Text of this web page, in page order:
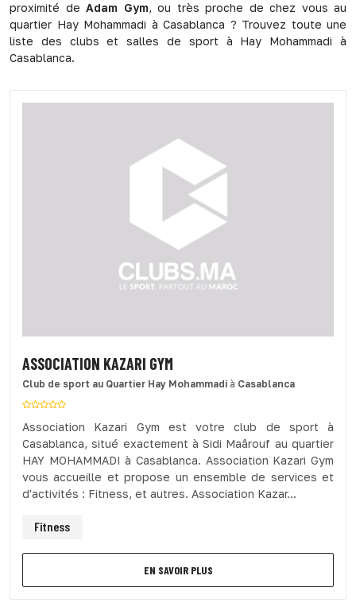
proximité de Adam Gym, ou très proche de chez vous au
quartier Hay Mohammadi à Casablanca ? Trouvez toute une
liste des clubs et salles de sport à Hay Mohammadi à
Casablanca.
ASSOCIATION KAZARI GYM
Club de sport au Quartier Hay Mohammadi à Casablanca
Association Kazari Gym est votre club de sport à
Casablanca, situé exactement à Sidi Maârouf au quartier
HAY MOHAMMADI à Casablanca. Association Kazari Gym
vous accueille et propose un ensemble de services et
d'activités : Fitness, et autres. Association Kazar...
Fitness
EN SAVOIR PLUS